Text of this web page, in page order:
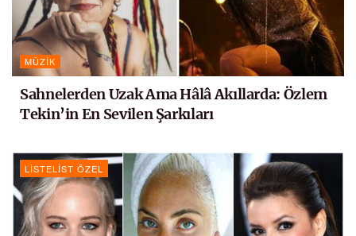
MÜZIK
Sahnelerden Uzak Ama Hâlâ Akıllarda: Özlem
Tekin’in En Sevilen Şarkıları
LISTELIST ÖZEL